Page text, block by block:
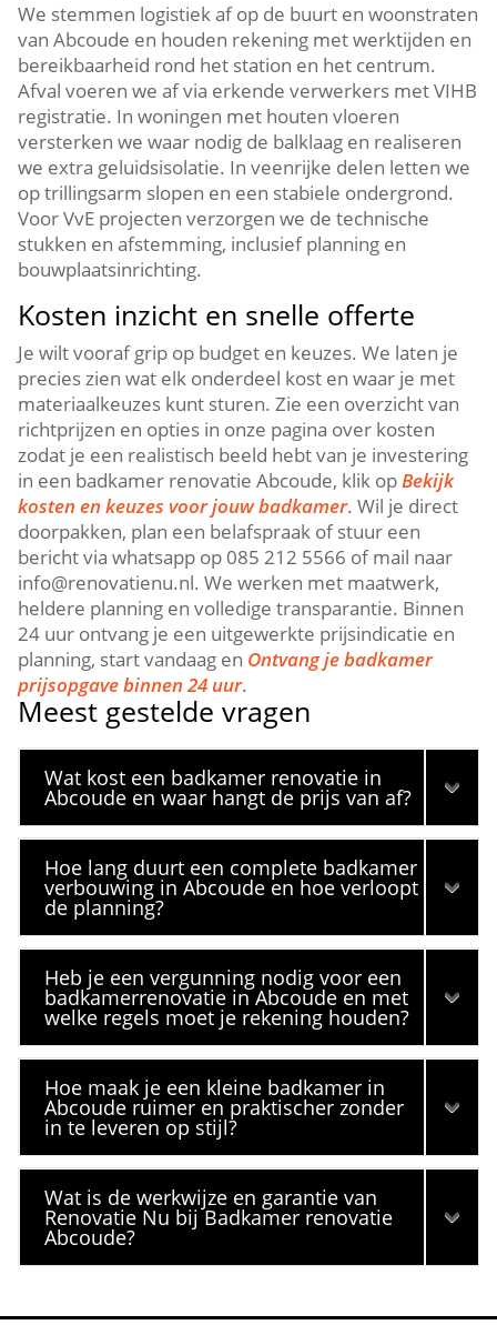
We stemmen logistiek af op de buurt en woonstraten
van Abcoude en houden rekening met werktijden en
bereikbaarheid rond het station en het centrum.​
Afval voeren we af via erkende verwerkers met VIHB
registratie.​ In woningen met houten vloeren
versterken we waar nodig de balklaag en realiseren
we extra geluidsisolatie.​ In veenrijke delen letten we
op trillingsarm slopen en een stabiele ondergrond.​
Voor VvE projecten verzorgen we de technische
stukken en afstemming, inclusief planning en
bouwplaatsinrichting.​
Kosten inzicht en snelle offerte
Je wilt vooraf grip op budget en keuzes.​ We laten je
precies zien wat elk onderdeel kost en waar je met
materiaalkeuzes kunt sturen.​ Zie een overzicht van
richtprijzen en opties in onze pagina over kosten
zodat je een realistisch beeld hebt van je investering
in een badkamer renovatie Abcoude, klik opBekijk
kosten en keuzes voor jouw badkamer.​ Wil je direct
doorpakken, plan een belafspraak of stuur een
bericht via whatsapp op 085 212 5566 of mail naar
info@renovatienu.​nl.​ We werken met maatwerk,
heldere planning en volledige transparantie.​ Binnen
24 uur ontvang je een uitgewerkte prijsindicatie en
planning, start vandaag en Ontvang je badkamer
prijsopgave binnen 24 uur.​
Meest gestelde vragen
Wat kost een badkamer renovatie in
Abcoude en waar hangt de prijs van af?
Hoe lang duurt een complete badkamer
verbouwing in Abcoude en hoe verloopt
de planning?
Heb je een vergunning nodig voor een
badkamerrenovatie in Abcoude en met
welke regels moet je rekening houden?
Hoe maak je een kleine badkamer in
Abcoude ruimer en praktischer zonder
in te leveren op stijl?
Wat is de werkwijze en garantie van
Renovatie Nu bij Badkamer renovatie
Abcoude?